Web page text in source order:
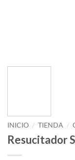
INICIO / TIENDA /
Resucitador